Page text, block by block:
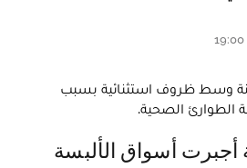
وسط ظروف استثنائية بسبب
الطوارئ الصحية.